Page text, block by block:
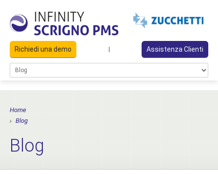
Richiedi una demo | Assistenza Clienti
Home
Blog
Blog